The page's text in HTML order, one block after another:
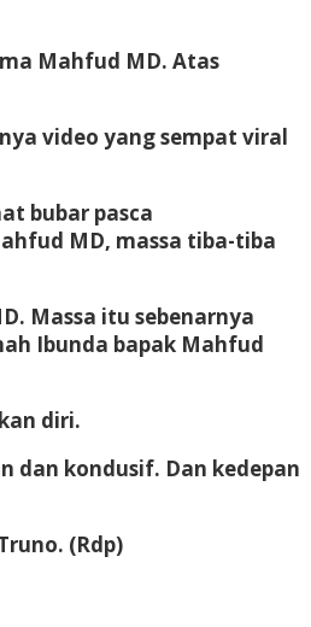
Mahfud MD. Atas
video yang sempat viral
bubar pasca
MD, massa tiba-tiba
Massa itu sebenarnya
Ibunda bapak Mahfud
diri.
dan kondusif. Dan kedepan
(Rdp)